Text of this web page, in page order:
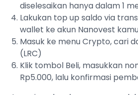
diselesaikan hanya dalam 1
Lakukan top up saldo via
wallet ke akun Nanovest
Masuk ke menu Crypto, cari
(LRC)
Klik tombol Beli, masukkan
Rp5.000, lalu konfirmasi